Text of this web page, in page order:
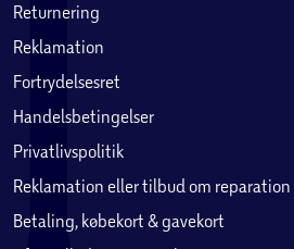
Returnering
Reklamation
Fortrydelsesret
Handelsbetingelser
Privatlivspolitik
Reklamation eller tilbud om reparation
Betaling, købekort & gavekort